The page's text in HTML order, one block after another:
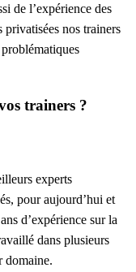
de l’expérience des
privatisées nos trainers
trainers ?
experts
pour aujourd’hui et
d’expérience sur la
dans plusieurs
domaine.